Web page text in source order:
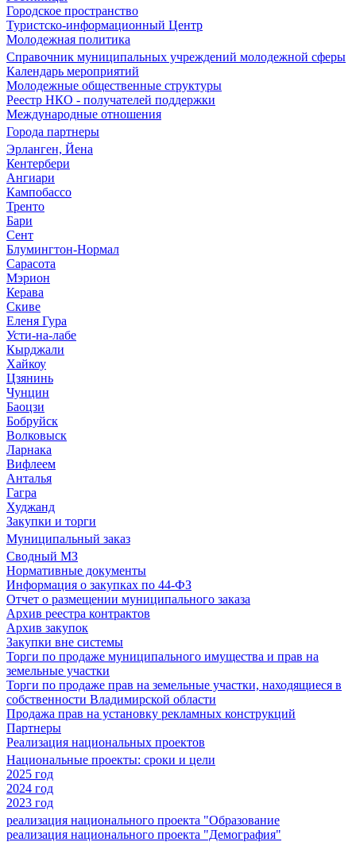
Городское пространство
Туристско-информационный Центр
Молодежная политика
Справочник муниципальных учреждений молодежной сферы
Календарь мероприятий
Молодежные общественные структуры
Реестр НКО - получателей поддержки
Международные отношения
Города партнеры
Эрланген, Йена
Кентербери
Ангиари
Кампобассо
Тренто
Бари
Сент
Блумингтон-Нормал
Сарасота
Мэрион
Керава
Скиве
Еленя Гура
Усти-на-лабе
Кырджали
Хайкоу
Цзянинь
Чунцин
Баоцзи
Бобруйск
Волковыск
Ларнака
Вифлеем
Анталья
Гагра
Худжанд
Закупки и торги
Муниципальный заказ
Сводный МЗ
Нормативные документы
Информация о закупках по 44-ФЗ
Отчет о размещении муниципального заказа
Архив реестра контрактов
Архив закупок
Закупки вне системы
Торги по продаже муниципального имущества и прав на
земельные участки
Торги по продаже прав на земельные участки, находящиеся в
собственности Владимирской области
Продажа прав на установку рекламных конструкций
Партнеры
Реализация национальных проектов
Национальные проекты: сроки и цели
2025 год
2024 год
2023 год
реализация национального проекта "Образование
реализация национального проекта "Демография"